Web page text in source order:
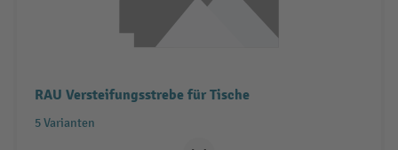
RAU Versteifungsstrebe für Tische
5 Varianten